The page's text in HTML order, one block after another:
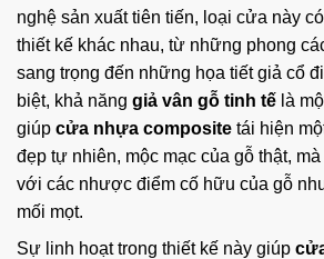
nghệ sản xuất tiên tiến, loại cửa này
thiết kế khác nhau, từ những phong
sang trọng đến những họa tiết giả cổ
biệt, khả năng giả vân gỗ tinh tế là
giúp cửa nhựa composite tái hiện
đẹp tự nhiên, mộc mạc của gỗ thật,
với các nhược điểm cố hữu của gỗ
mối mọt.
Sự linh hoạt trong thiết kế này giúp